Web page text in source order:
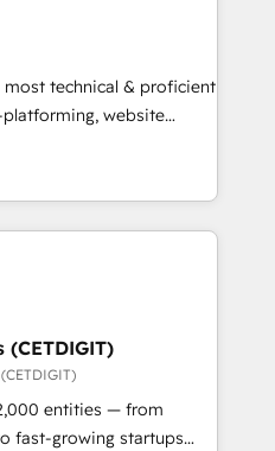
executed over a
integrates analysis,
Leveraging
we focus on
converting leads.
technical & proficient
website
specialize in multi-hub
& enterprise
Expertise Impact
Partner 🏆2019
Award 🏆2019
Impact Award 🏆
Impact Award 🏆2017
entities — from
fast-growing startups